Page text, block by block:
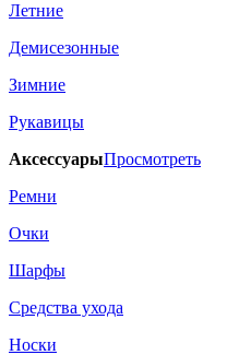
Летние
Демисезонные
Зимние
Рукавицы
АксессуарыПросмотреть
Ремни
Очки
Шарфы
Средства ухода
Носки